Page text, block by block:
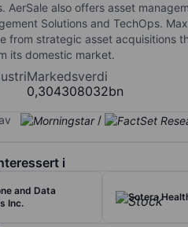
AerSale also offers asset
Solutions and TechOps.
from strategic asset acquisitions
its domestic market.
Markedsverdi
0,304308032bn
/
i
and Data
Inc.
Sotera